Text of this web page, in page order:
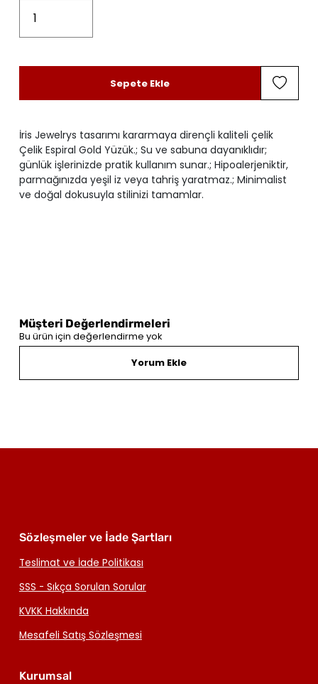
İris Jewelrys tasarımı kararmaya dirençli kaliteli çelik
Çelik Espiral Gold Yüzük.; Su ve sabuna dayanıklıdır;
günlük işlerinizde pratik kullanım sunar.; Hipoalerjeniktir,
parmağınızda yeşil iz veya tahriş yaratmaz.; Minimalist
ve doğal dokusuyla stilinizi tamamlar.
Sepete Ekle
Müşteri Değerlendirmeleri
Bu ürün için değerlendirme yok
Yorum Ekle
Sözleşmeler ve İade Şartları
Teslimat ve İade Politikası
SSS - Sıkça Sorulan Sorular
KVKK Hakkında
Mesafeli Satış Sözleşmesi
Kurumsal